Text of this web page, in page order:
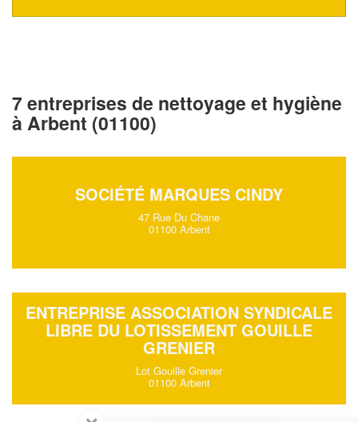
7 entreprises de nettoyage et hygiène
à Arbent (01100)
SOCIÉTÉ MARQUES CINDY
47 Rue Du Chane
01100 Arbent
ENTREPRISE ASSOCIATION SYNDICALE
LIBRE DU LOTISSEMENT GOUILLE
GRENIER
Lot Gouille Grenier
01100 Arbent